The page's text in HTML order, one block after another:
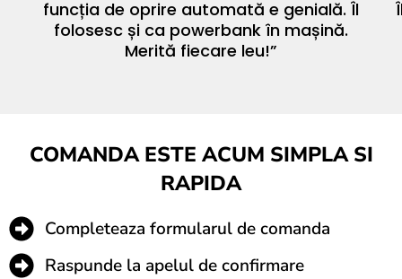
funcția de oprire automată e genială. Îl
folosesc și ca powerbank în mașină.
Merită fiecare leu!”
COMANDA ESTE ACUM SIMPLA SI
RAPIDA
Completeaza formularul de comanda
Raspunde la apelul de confirmare